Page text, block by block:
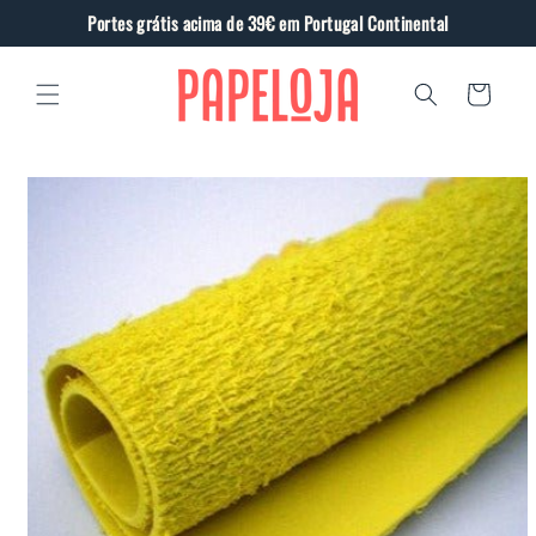
conteúdo
Portes grátis acima de 39€ em Portugal Continental
Carrinho